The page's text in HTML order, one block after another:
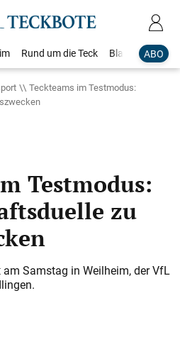
ABO
Rund um die Teck Blaulicht
Teckteams im Testmodus:
Testmodus:
zu
Samstag in Weilheim, der VfL